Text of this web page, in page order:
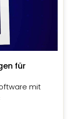
für
mit